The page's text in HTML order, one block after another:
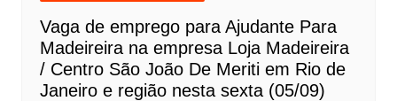
Vaga de emprego para Ajudante Para
Madeireira na empresa Loja Madeireira
/ Centro São João De Meriti em Rio de
Janeiro e região nesta sexta (05/09)